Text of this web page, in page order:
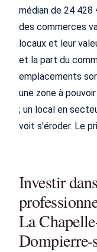
médian de 24 428
des commerces
locaux et leur
et la part du
emplacements
une zone à
; un local en
voit s'éroder. Le
Investir
La